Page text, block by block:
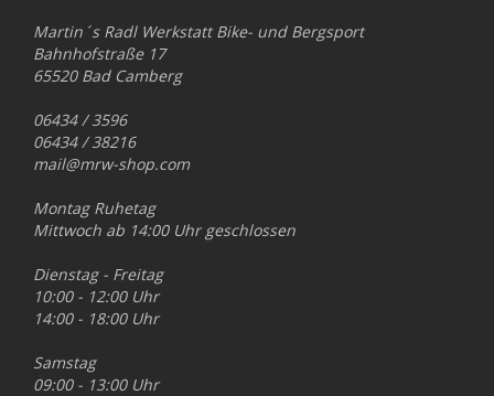
Martin´s Radl Werkstatt Bike- und Bergsport
Bahnhofstraße 17
65520 Bad Camberg
06434 / 3596
06434 / 38216
mail@mrw-shop.com
Montag Ruhetag
Mittwoch ab 14:00 Uhr geschlossen
Dienstag - Freitag
10:00 - 12:00 Uhr
14:00 - 18:00 Uhr
Samstag
09:00 - 13:00 Uhr